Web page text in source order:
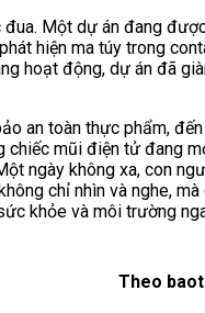
đua. Một dự án đang
hiện ma túy trong
hoạt động, dự án đã
an toàn thực phẩm,
chiếc mũi điện tử đang
ngày không xa, con
chỉ nhìn và nghe,
khỏe và môi trường
Theo